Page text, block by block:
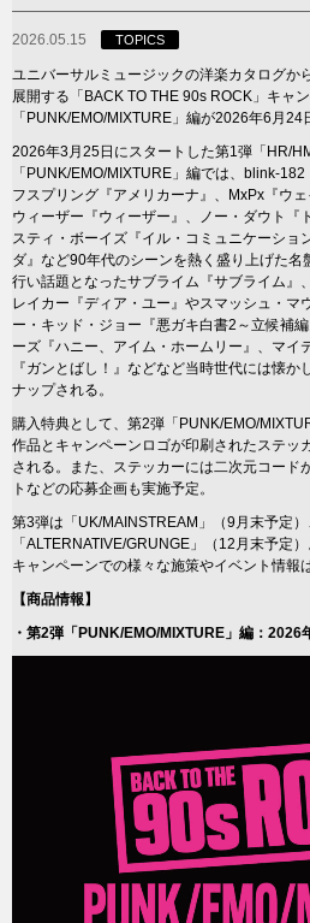
2026.05.15 TOPICS
ユニバーサルミュージックの洋楽カタログか
展開する「BACK TO THE 90s ROCK」キャ
「PUNK/EMO/MIXTURE」編が2026年6月24
2026年3月25日にスタートした第1弾「HR/
「PUNK/EMO/MIXTURE」編では、blink-
フスプリング『アメリカーナ』、MxPx『ウ
ウィーザー『ウィーザー』、ノー・ダウト『
スティ・ボーイズ『イル・コミュニケーショ
ダ』など90年代のシーンを熱く盛り上げた名
行い話題となったサブライム『サブライム』
レイカー『ディア・ユー』やスマッシュ・マ
ー・キッド・ジョー『悪ガキ白書2～立候補
ーズ『ハニー、アイム・ホームリー』、マイ
『ガンとばし！』などなど当時世代には懐
ナップされる。
購入特典として、第2弾「PUNK/EMO/
作品とキャンペーンロゴが印刷されたステッ
される。また、ステッカーには二次元コード
トなどの応募企画も実施予定。
第3弾は「UK/MAINSTREAM」（9月末予定
「ALTERNATIVE/GRUNGE」（12月末予定）
キャンペーンでの様々な施策やイベント情報
【商品情報】
・第2弾「PUNK/EMO/MIXTURE」編：2026